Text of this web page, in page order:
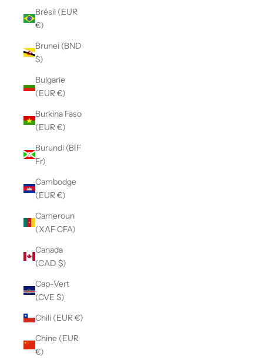
Brésil (EUR
€)
Brunei (BND
$)
Bulgarie
(EUR €)
Burkina Faso
(EUR €)
Burundi (BIF
Fr)
Cambodge
(EUR €)
Cameroun
(XAF CFA)
Canada
(CAD $)
Cap-Vert
(CVE $)
Chili (EUR €)
Chine (EUR
€)